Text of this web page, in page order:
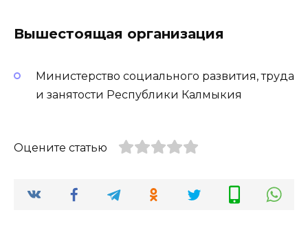
Вышестоящая организация
Министерство социального развития, труда
и занятости Республики Калмыкия
Оцените статью